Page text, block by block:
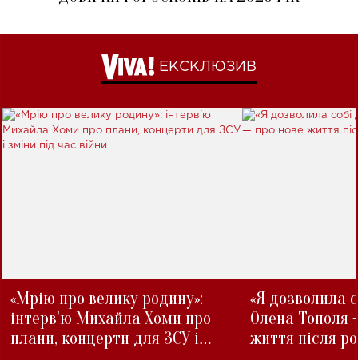
ЕКСКЛЮЗИВ
«Мрію про велику родину»:
інтерв'ю Михайла Хоми про
плани, концерти для ЗСУ і
«Я дозволила
Олена Тополя
життя після